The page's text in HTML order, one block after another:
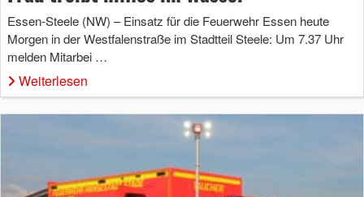
Essen-Steele (NW) – Einsatz für die Feuerwehr Essen heute
Morgen in der Westfalenstraße im Stadtteil Steele: Um 7.37 Uhr
melden Mitarbei …
Weiterlesen